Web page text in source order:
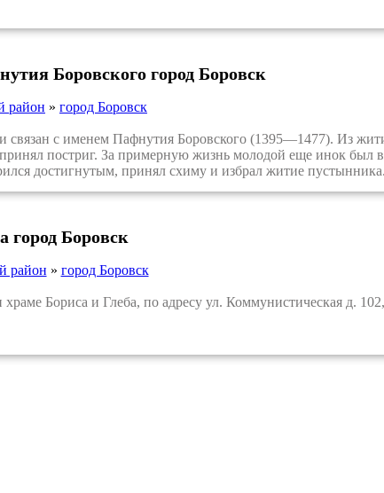
Боровского город Боровск
район » город Боровск
с именем Пафнутия Боровского (1395—1477). Из
постриг. За примерную жизнь молодой еще инок был
достигнутым, принял схиму и избрал житие пустынника.
город Боровск
район » город Боровск
Бориса и Глеба, по адресу ул. Коммунистическая д.